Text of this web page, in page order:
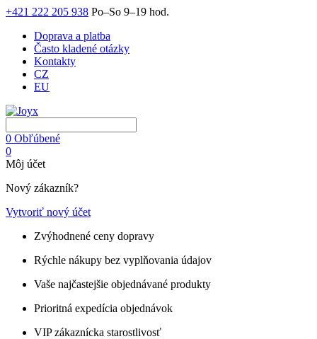
+421 222 205 938 Po–So 9–19 hod.
Doprava a platba
Často kladené otázky
Kontakty
CZ
EU
0 Obľúbené
0
Môj účet
Nový zákazník?
Vytvoriť nový účet
Zvýhodnené ceny dopravy
Rýchle nákupy bez vyplňovania údajov
Vaše najčastejšie objednávané produkty
Prioritná expedícia objednávok
VIP zákaznícka starostlivosť